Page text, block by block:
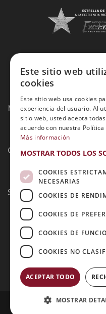
Métodos de Pago:
Contacto:
Síguenos:
Opiniones Grupo
Este sitio web
cookies
Este sitio web usa cookies
experiencia del usuario. Al
sitio web, usted acepta
acuerdo con nuestra Política
Más información
MOSTRAR TODOS LOS
COOKIES
NECESARIAS
COOKIES DE
COOKIES DE
COOKIES DE
COOKIES NO
ACEPTAR TODO
MOSTRAR